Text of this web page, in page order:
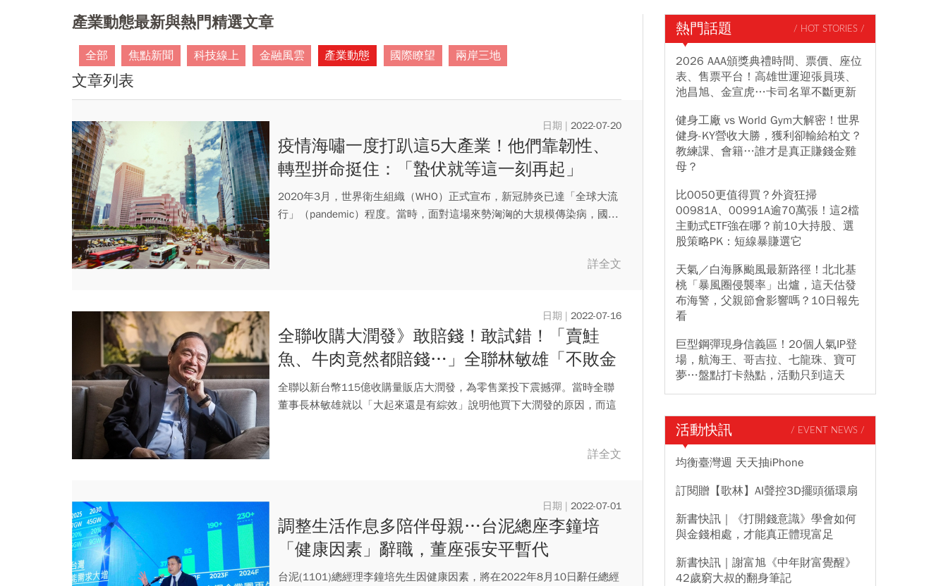
產業動態最新與熱門精選文章
全部 焦點新聞 科技線上 金融風雲 產業動態 國際瞭望 兩岸三地
文章列表
2022-07-20
疫情海嘯一度打趴這5大產業！他們靠韌性、
轉型拼命挺住：「蟄伏就等這一刻再起」
2020年3月，世界衛生組織（WHO）正式宣布，新冠肺炎已達「全球大流
行」（pandemic）程度。當時，面對這場來勢洶洶的大規模傳染病，國...
詳全文
2022-07-16
全聯收購大潤發》敢賠錢！敢試錯！「賣鮭
魚、牛肉竟然都賠錢…」全聯林敏雄「不敗金
律」變身全台年賣千億最大超市
全聯以新台幣115億收購量販店大潤發，為零售業投下震撼彈。當時全聯
董事長林敏雄就以「大起來還是有綜效」說明他買下大潤發的原因，而這
詳全文
2022-07-01
調整生活作息多陪伴母親…台泥總座李鐘培
「健康因素」辭職，董座張安平暫代
台泥(1101)總經理李鐘培先生因健康因素，將在2022年8月10日辭任總經
熱門話題 / HOT STORIES /
2026 AAA頒獎典禮時間、票價、座位
表、售票平台！高雄世運迎張員瑛、
池昌旭、金宣虎…卡司名單不斷更新
健身工廠 vs World Gym大解密！世界
健身-KY營收大勝，獲利卻輸給柏文？
教練課、會籍…誰才是真正賺錢金雞
母？
比0050更值得買？外資狂掃
00981A、00991A逾70萬張！這2檔
主動式ETF強在哪？前10大持股、選
股策略PK：短線暴賺選它
天氣／白海豚颱風最新路徑！北北基
桃「暴風圈侵襲率」出爐，這天估發
布海警，父親節會影響嗎？10日報先
看
巨型鋼彈現身信義區！20個人氣IP登
場，航海王、哥吉拉、七龍珠、寶可
夢…盤點打卡熱點，活動只到這天
活動快訊 / EVENT NEWS /
均衡臺灣週 天天抽iPhone
訂閱贈【歌林】AI聲控3D擺頭循環扇
新書快訊｜《打開錢意識》學會如何
與金錢相處，才能真正體現富足
新書快訊｜謝富旭《中年財富覺醒》
42歲窮大叔的翻身筆記